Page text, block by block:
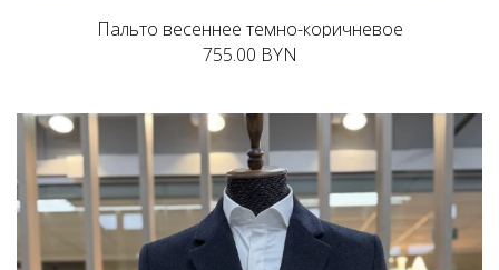
Пальто весеннее темно-коричневое
755.00 BYN